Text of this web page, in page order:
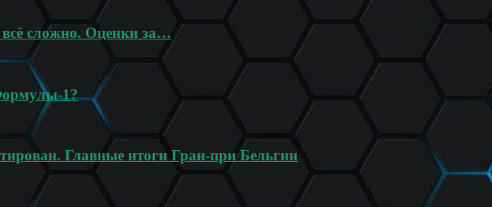
сложно. Оценки за…
1?
Главные итоги Гран-при Бельгии